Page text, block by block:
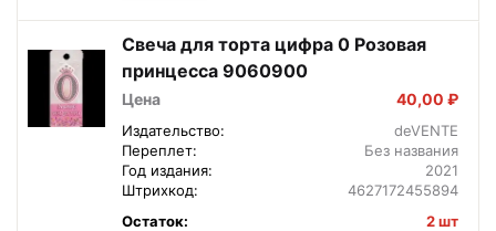
Свеча для торта цифра 0 Розовая
принцесса 9060900
Цена 40,00 ₽
Издательство:
deVENTE
Переплет:
Без названия
Год издания:
2021
Штрихкод:
4627172455894
Остаток:
2 шт